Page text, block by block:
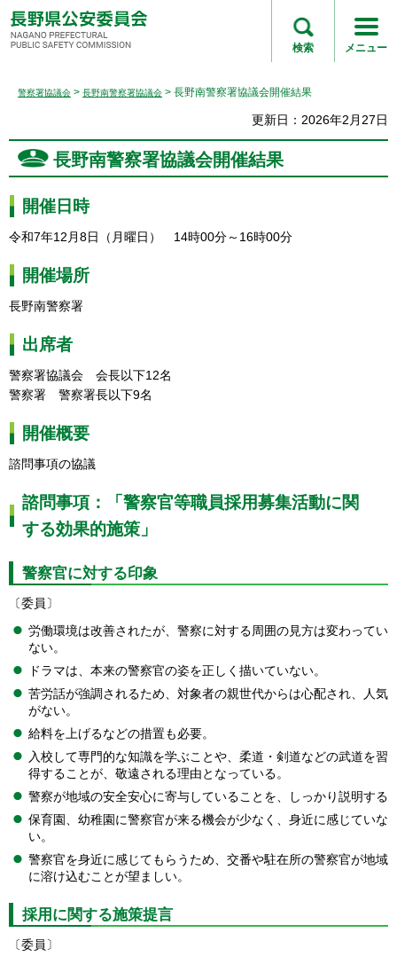
長野県公安委員会
NAGANO
COMMISSION
検索 メニュー
警察署協議会 > 長野南警察署協議会 > 長野南警察署協議会開催結果
更新日：2026年2月27日
長野南警察署協議会開催結果
開催日時
令和7年12月8日（月曜日） 14時00分～16時00分
開催場所
長野南警察署
出席者
警察署協議会 会長以下12名
警察署
警察署長以下9名
開催概要
諮問事項の協議
諮問事項：「警察官等職員採用募集活動に関
する効果的施策」
警察官に対する印象
〔委員〕
労働環境は改善されたが、警察に対する周囲の見方は変わってい
ない。
ドラマは、本来の警察官の姿を正しく描いていない。
苦労話が強調されるため、対象者の親世代からは心配され、人気
がない。
給料を上げるなどの措置も必要。
入校して専門的な知識を学ぶことや、柔道・剣道などの武道を習
得することが、敬遠される理由となっている。
警察が地域の安全安心に寄与していることを、しっかり説明する
保育園、幼稚園に警察官が来る機会が少なく、身近に感じていな
い。
警察官を身近に感じてもらうため、交番や駐在所の警察官が地域
に溶け込むことが望ましい。
採用に関する施策提言
〔委員〕